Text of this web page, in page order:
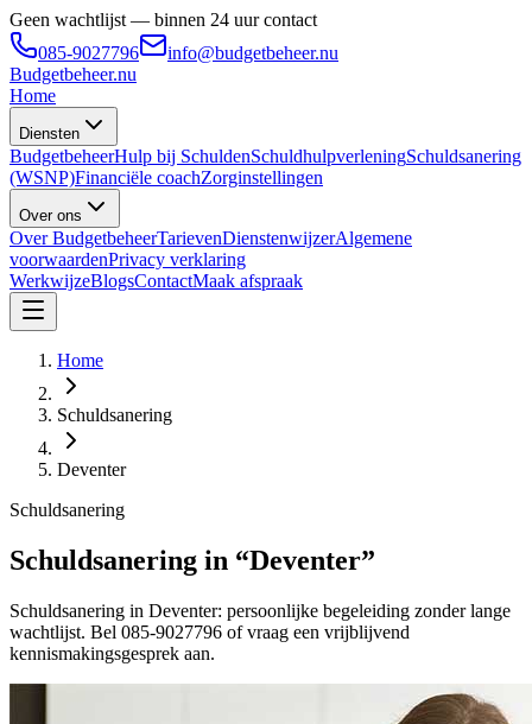
Geen wachtlijst — binnen 24 uur contact
085-9027796
info@budgetbeheer.nu
Budgetbeheer.nu
Home
Diensten
BudgetbeheerHulp bij SchuldenSchuldhulpverleningSchuldsanering
(WSNP)Financiële coachZorginstellingen
Over ons
Over BudgetbeheerTarievenDienstenwijzerAlgemene
voorwaardenPrivacy verklaring
WerkwijzeBlogsContactMaak afspraak
Home
Schuldsanering
Deventer
Schuldsanering
Schuldsanering in “Deventer”
Schuldsanering in Deventer: persoonlijke begeleiding zonder lange
wachtlijst. Bel 085-9027796 of vraag een vrijblijvend
kennismakingsgesprek aan.